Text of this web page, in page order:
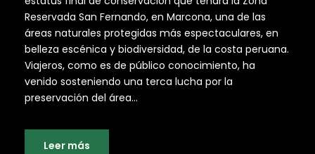
Reservada San Fernando, en Marcona, una de las
áreas naturales protegidas más espectaculares, en
belleza escénica y biodiversidad, de la costa peruana.
Viajeros, como es de público conocimiento, ha
venido sosteniendo una terca lucha por la
preservación del área...
Leer más